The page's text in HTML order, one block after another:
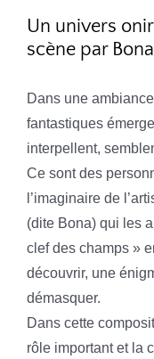
Un univers
scène par Bona
Dans une
fantastiques
interpellent,
Ce sont des
l’imaginaire de
(dite Bona) qui les
clef des champs »
découvrir, une
démasquer.
Dans cette
rôle important et la